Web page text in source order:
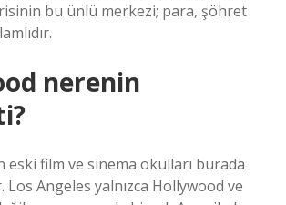
bu ünlü merkezi; para, şöhret
nerenin
eski film ve sinema okulları burada
Los Angeles yalnızca Hollywood ve